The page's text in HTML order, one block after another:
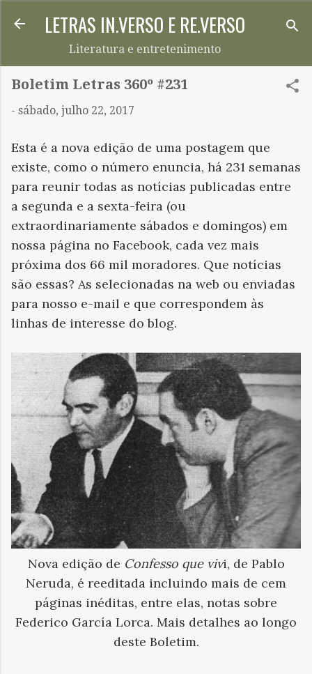
Pular para o conteúdo principal
LETRAS IN.VERSO E RE.VERSO
Literatura e entretenimento
Boletim Letras 360º #231
- sábado, julho 22, 2017
Esta é a nova edição de uma postagem que
existe, como o número enuncia, há 231 semanas
para reunir todas as notícias publicadas entre
a segunda e a sexta-feira (ou
extraordinariamente sábados e domingos) em
nossa página no Facebook, cada vez mais
próxima dos 66 mil moradores. Que notícias
são essas? As selecionadas na web ou enviadas
para nosso e-mail e que correspondem às
linhas de interesse do blog.
Nova edição de Confesso que vivi, de Pablo
Neruda, é reeditada incluindo mais de cem
páginas inéditas, entre elas, notas sobre
Federico García Lorca. Mais detalhes ao longo
deste Boletim.